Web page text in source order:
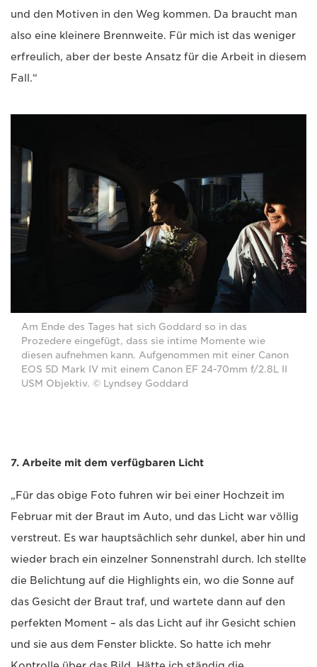
und den Motiven in den Weg kommen. Da braucht man
also eine kleinere Brennweite. Für mich ist das weniger
erfreulich, aber der beste Ansatz für die Arbeit in diesem
Fall.“
Am Ende des Tages hat sich Goddard so in das
Prozedere eingefügt, dass sie intime Momente wie
diesen aufnehmen kann. Aufgenommen mit einer Canon
EOS 5D Mark IV mit einem Canon EF 24-70mm f/2.8L II
USM Objektiv. © Lyndsey Goddard
7. Arbeite mit dem verfügbaren Licht
„Für das obige Foto fuhren wir bei einer Hochzeit im
Februar mit der Braut im Auto, und das Licht war völlig
verstreut. Es war hauptsächlich sehr dunkel, aber hin und
wieder brach ein einzelner Sonnenstrahl durch. Ich stellte
die Belichtung auf die Highlights ein, wo die Sonne auf
das Gesicht der Braut traf, und wartete dann auf den
perfekten Moment – als das Licht auf ihr Gesicht schien
und sie aus dem Fenster blickte. So hatte ich mehr